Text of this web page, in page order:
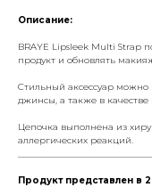
Описание:
BRAYE Lipsleek Multi Strap
продукт и обновлять
Стильный аксессуар можно
джинсы, а также в качестве
Цепочка выполнена из
аллергических реакций.
Продукт представлен в